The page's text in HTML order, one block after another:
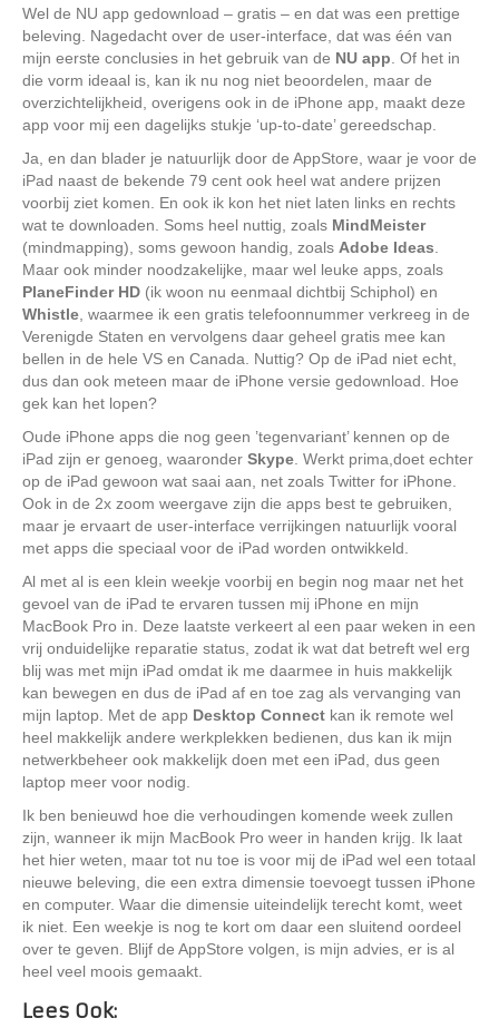
Wel de NU app gedownload – gratis – en dat was een prettige
beleving. Nagedacht over de user-interface, dat was één van
mijn eerste conclusies in het gebruik van de NU app. Of het in
die vorm ideaal is, kan ik nu nog niet beoordelen, maar de
overzichtelijkheid, overigens ook in de iPhone app, maakt deze
app voor mij een dagelijks stukje ‘up-to-date’ gereedschap.
Ja, en dan blader je natuurlijk door de AppStore, waar je voor de
iPad naast de bekende 79 cent ook heel wat andere prijzen
voorbij ziet komen. En ook ik kon het niet laten links en rechts
wat te downloaden. Soms heel nuttig, zoals MindMeister
(mindmapping), soms gewoon handig, zoals Adobe Ideas.
Maar ook minder noodzakelijke, maar wel leuke apps, zoals
PlaneFinder HD (ik woon nu eenmaal dichtbij Schiphol) en
Whistle, waarmee ik een gratis telefoonnummer verkreeg in de
Verenigde Staten en vervolgens daar geheel gratis mee kan
bellen in de hele VS en Canada. Nuttig? Op de iPad niet echt,
dus dan ook meteen maar de iPhone versie gedownload. Hoe
gek kan het lopen?
Oude iPhone apps die nog geen ’tegenvariant’ kennen op de
iPad zijn er genoeg, waaronder Skype. Werkt prima,doet echter
op de iPad gewoon wat saai aan, net zoals Twitter for iPhone.
Ook in de 2x zoom weergave zijn die apps best te gebruiken,
maar je ervaart de user-interface verrijkingen natuurlijk vooral
met apps die speciaal voor de iPad worden ontwikkeld.
Al met al is een klein weekje voorbij en begin nog maar net het
gevoel van de iPad te ervaren tussen mij iPhone en mijn
MacBook Pro in. Deze laatste verkeert al een paar weken in een
vrij onduidelijke reparatie status, zodat ik wat dat betreft wel erg
blij was met mijn iPad omdat ik me daarmee in huis makkelijk
kan bewegen en dus de iPad af en toe zag als vervanging van
mijn laptop. Met de app Desktop Connect kan ik remote wel
heel makkelijk andere werkplekken bedienen, dus kan ik mijn
netwerkbeheer ook makkelijk doen met een iPad, dus geen
laptop meer voor nodig.
Ik ben benieuwd hoe die verhoudingen komende week zullen
zijn, wanneer ik mijn MacBook Pro weer in handen krijg. Ik laat
het hier weten, maar tot nu toe is voor mij de iPad wel een totaal
nieuwe beleving, die een extra dimensie toevoegt tussen iPhone
en computer. Waar die dimensie uiteindelijk terecht komt, weet
ik niet. Een weekje is nog te kort om daar een sluitend oordeel
over te geven. Blijf de AppStore volgen, is mijn advies, er is al
heel veel moois gemaakt.
Lees Ook: